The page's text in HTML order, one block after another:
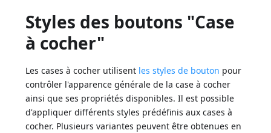
Styles des boutons "Case
à cocher"
Les cases à cocher utilisent les styles de bouton pour
contrôler l'apparence générale de la case à cocher
ainsi que ses propriétés disponibles. Il est possible
d'appliquer différents styles prédéfinis aux cases à
cocher. Plusieurs variantes peuvent être obtenues en